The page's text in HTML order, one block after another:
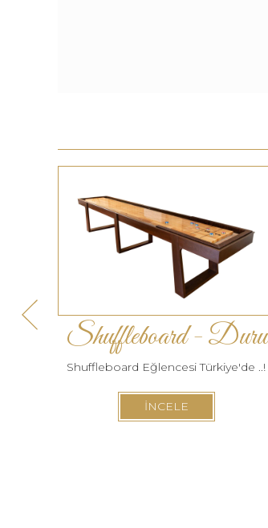
Shuffleboard - Duru
Shuffleboard Eğlencesi Türkiye'de ..!
İNCELE